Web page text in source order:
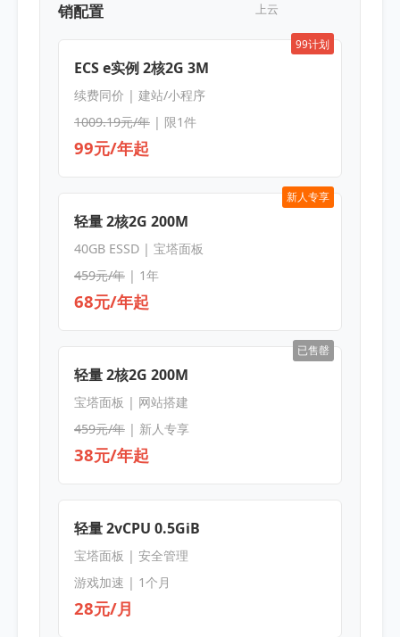
销配置
上云
99计划
ECS e实例 2核2G 3M
续费同价 | 建站/小程序
1009.19元/年| 限1件
99元/年起
新人专享
轻量 2核2G 200M
40GB ESSD | 宝塔面板
459元/年| 1年
68元/年起
已售罄
轻量 2核2G 200M
宝塔面板 | 网站搭建
459元/年| 新人专享
38元/年起
轻量 2vCPU 0.5GiB
宝塔面板 | 安全管理
游戏加速 | 1个月
28元/月